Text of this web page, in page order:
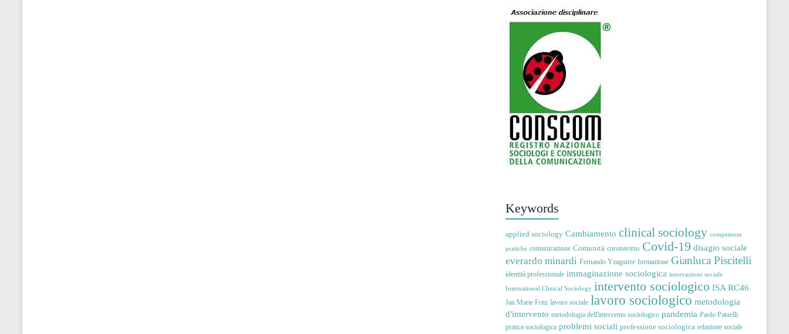
Keywords
applied sociology Cambiamento clinical sociology competenze
pratiche comunicazione Comunità coronavirus Covid-19 disagio sociale
everardo minardi Fernando Yzaguirre formazione Gianluca Piscitelli
identità professionale immaginazione sociologica innovazione sociale
International Clinical Sociology intervento sociologico ISA RC46
Jan Marie Fritz lavoro sociale lavoro sociologico metodologia
d'intervento metodologia dell'intervento sociologico pandemia Paolo Patuelli
pratica sociologica problemi sociali professione sociologica relazione sociale